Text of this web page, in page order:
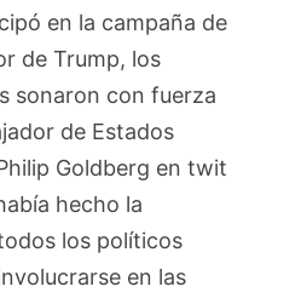
en la campaña de
de Trump, los
sonaron con fuerza
de Estados
Goldberg en twit
hecho la
los políticos
en las